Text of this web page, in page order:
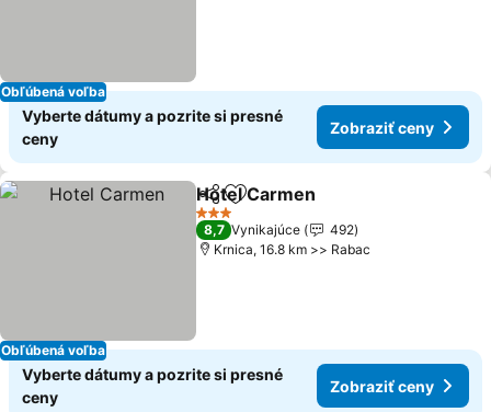
Obľúbená voľba
Vyberte dátumy a pozrite si presné
ceny
Zobraziť ceny
Obľúbená voľba
ZdieľaťPridať do obľúbených
Hotel Carmen
3 Počet hviezdičiek
8,7 Vynikajúce
492
Krnica, 16.8 km >> Rabac
Vyberte dátumy a pozrite si presné
ceny
Zobraziť ceny